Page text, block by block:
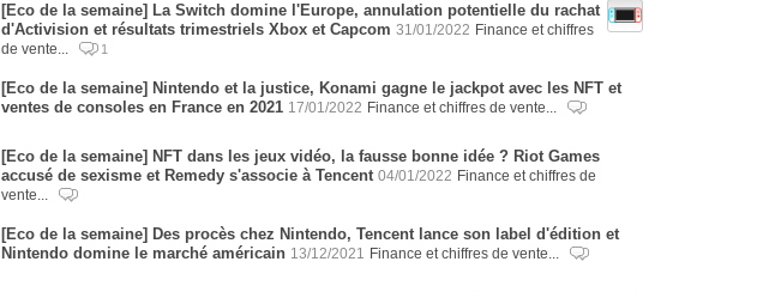
[Eco de la semaine] La Switch domine l'Europe, annulation potentielle du rachat
d'Activision et résultats trimestriels Xbox et Capcom 31/01/2022 Finance et chiffres
de vente...
1
[Eco de la semaine] Nintendo et la justice, Konami gagne le jackpot avec les NFT et
ventes de consoles en France en 2021 17/01/2022 Finance et chiffres de vente...
[Eco de la semaine] NFT dans les jeux vidéo, la fausse bonne idée ? Riot Games
accusé de sexisme et Remedy s'associe à Tencent 04/01/2022 Finance et chiffres de
vente...
[Eco de la semaine] Des procès chez Nintendo, Tencent lance son label d'édition et
Nintendo domine le marché américain 13/12/2021 Finance et chiffres de vente...